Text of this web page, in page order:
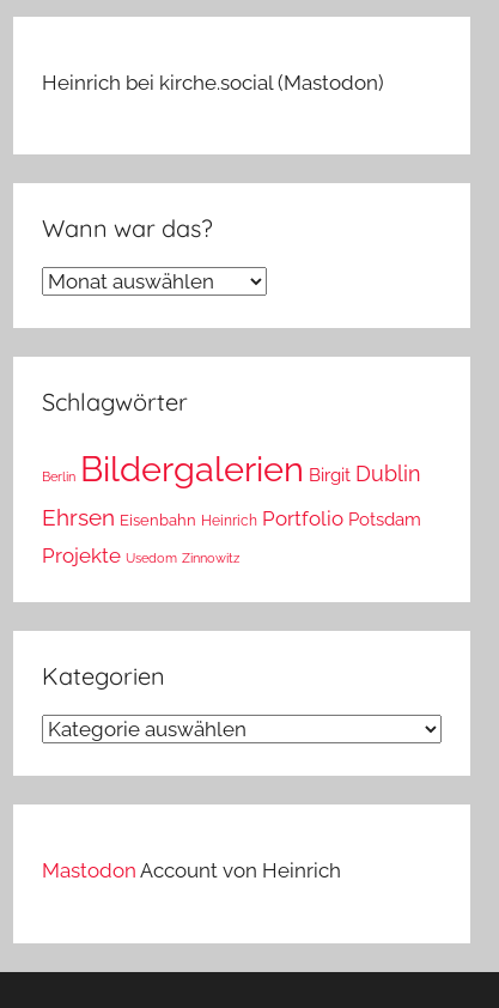
Heinrich bei kirche.social (Mastodon)
Wann war das?
Wann
Schlagwörter
Berlin Bildergalerien Birgit Dublin
Ehrsen Eisenbahn Heinrich Portfolio Potsdam
Projekte Usedom Zinnowitz
Kategorien
Kategorien
Mastodon Account von Heinrich